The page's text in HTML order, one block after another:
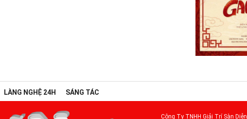
LÀNG NGHỆ 24H SÁNG TÁC
Công Ty TNHH Giải Trí Sàn Diễn